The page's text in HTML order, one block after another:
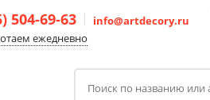
504-69-63
info@artdecory.ru
ежедневно